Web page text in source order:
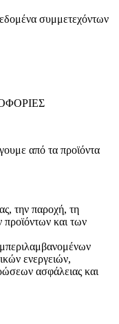
συμμετεχόντων
από τα προϊόντα
την παροχή, τη
προϊόντων και των
ενεργειών,
ασφάλειας και